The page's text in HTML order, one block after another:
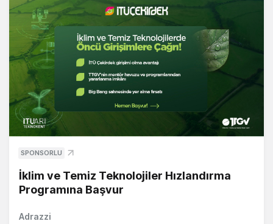
SPONSORLU
İklim ve Temiz Teknolojiler Hızlandırma
Programına Başvur
Adrazzi